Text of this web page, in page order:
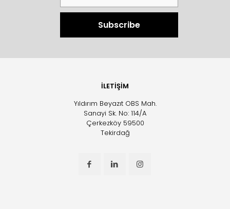
İLETİŞİM
Yıldırım Beyazıt OBS Mah.
Sanayi Sk. No: 114/A
Çerkezköy 59500
Tekirdağ